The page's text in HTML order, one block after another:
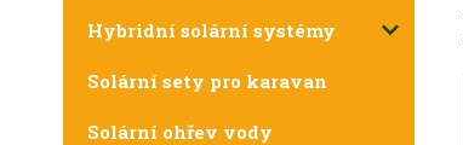
Hybridní solární systémy
Solární sety pro karavan
Solární ohřev vody